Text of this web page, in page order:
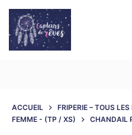
ACCUEIL FRIPERIE – TOUS
FEMME - (TP / XS)
CHANDAIL